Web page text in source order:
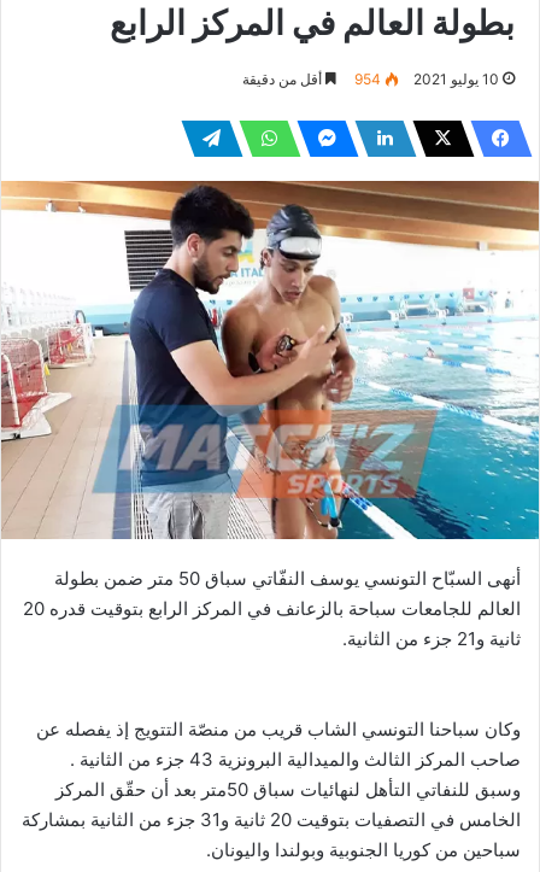
بطولة العالم في المركز الرابع
10 يوليو 2021 954 أقل من دقيقة
أنهى السبّاح التونسي يوسف النفّاتي سباق 50 متر ضمن بطولة
العالم للجامعات سباحة بالزعانف في المركز الرابع بتوقيت قدره 20
ثانية و21 جزء من الثانية.
وكان سباحنا التونسي الشاب قريب من منصّة التتويج إذ يفصله عن
صاحب المركز الثالث والميدالية البرونزية 43 جزء من الثانية .
وسبق للنفاتي التأهل لنهائيات سباق 50متر بعد أن حقّق المركز
الخامس في التصفيات بتوقيت 20 ثانية و31 جزء من الثانية بمشاركة
سباحين من كوريا الجنوبية وبولندا واليونان.